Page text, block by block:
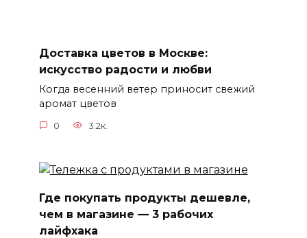
Доставка цветов в Москве:
искусство радости и любви
Когда весенний ветер приносит свежий
аромат цветов
0 3.2к.
Где покупать продукты дешевле,
чем в магазине — 3 рабочих
лайфхака